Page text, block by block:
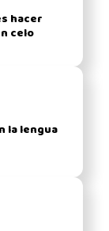
hacer
celo
la lengua